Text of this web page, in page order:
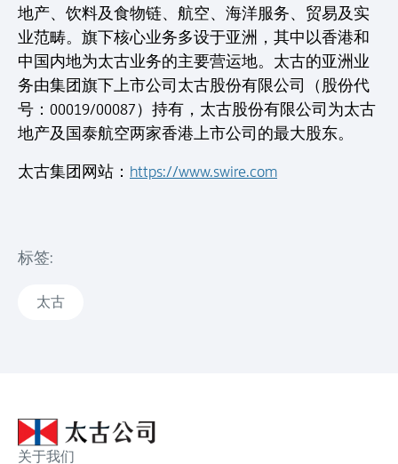
地产、饮料及食物链、航空、海洋服务、贸易及实
业范畴。旗下核心业务多设于亚洲，其中以香港和
中国内地为太古业务的主要营运地。太古的亚洲业
务由集团旗下上市公司太古股份有限公司（股份代
号：00019/00087）持有，太古股份有限公司为太古
地产及国泰航空两家香港上市公司的最大股东。
太古集团网站： https://www.swire.com
标签:
太古
关于我们